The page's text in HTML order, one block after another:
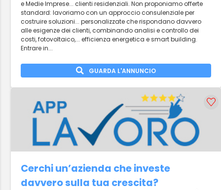
e Medie Imprese... clienti residenziali. Non proponiamo offerte
standard: lavoriamo con un approccio consulenziale per
costruire soluzioni... personalizzate che rispondano davvero
alle esigenze dei clienti, combinando analisi e controllo dei
costi, fotovoltaico,... efficienza energetica e smart building.
Entrare in...
GUARDA L'ANNUNCIO
Cerchi un’azienda che investe
davvero sulla tua crescita?